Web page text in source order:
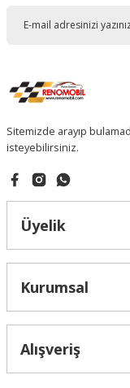
Sitemizde arayıp
isteyebilirsiniz.
Üyelik
Kurumsal
Alışveriş